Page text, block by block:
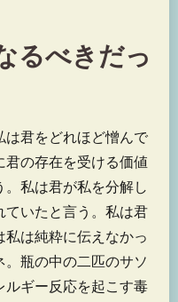
るべきだっ
は君をどれほど憎んで
君の存在を受ける価値
私は君が私を分解し
ていたと言う。私は君
は純粋に伝えなかっ
瓶の中の二匹のサソ
ルギー反応を起こす毒